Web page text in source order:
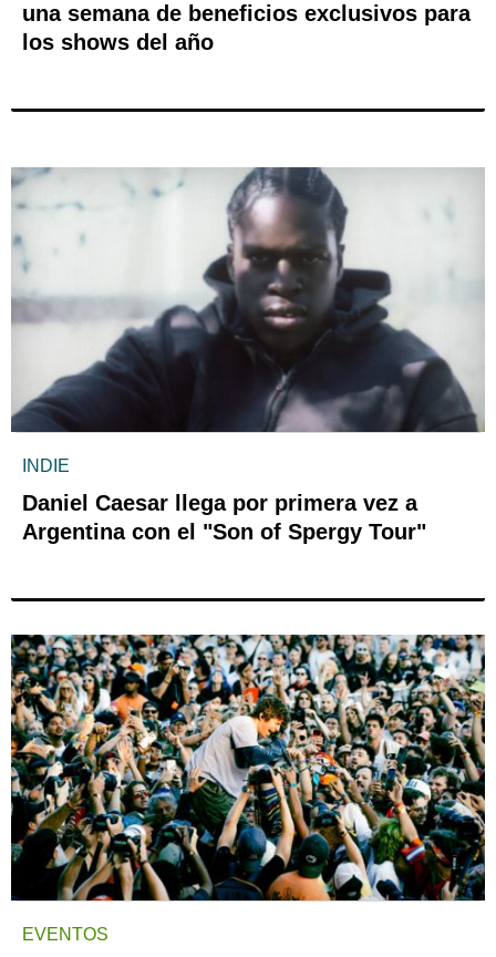
una semana de beneficios exclusivos para
los shows del año
INDIE
Daniel Caesar llega por primera vez a
Argentina con el "Son of Spergy Tour"
EVENTOS